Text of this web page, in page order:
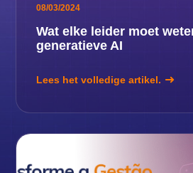
08/03/2024
Wat elke leider moet
generatieve AI
Lees het volledige artikel.